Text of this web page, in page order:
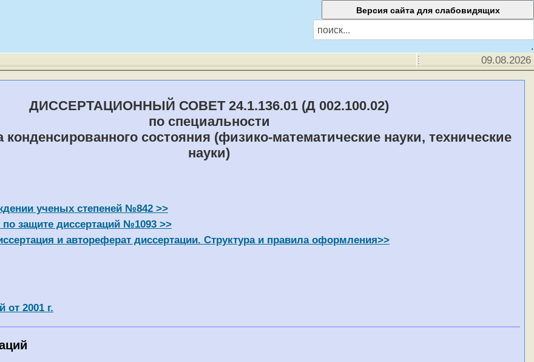
.
09.08.2026
ДИССЕРТАЦИОННЫЙ СОВЕТ 24.1.136.01 (Д 002.100.02)
по специальности
конденсированного состояния (физико-математические науки, технические
науки)
ученых степеней №842 >>
защите диссертаций №1093 >>
и автореферат диссертации. Структура и правила оформления>>
от 2001 г.